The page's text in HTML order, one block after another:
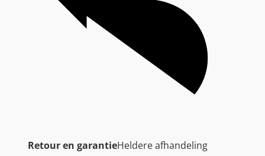
Retour en garantieHeldere afhandeling